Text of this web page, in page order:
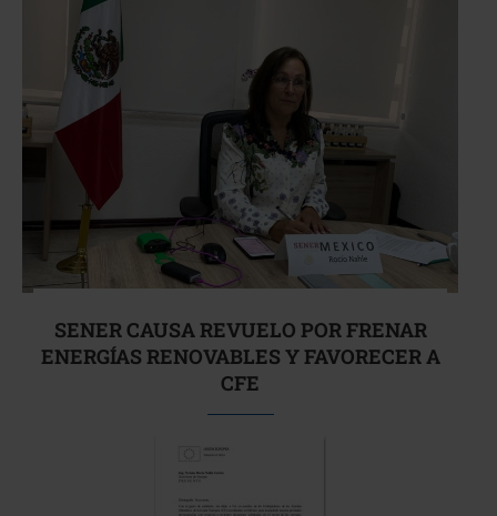
SENER CAUSA REVUELO POR FRENAR
ENERGÍAS RENOVABLES Y FAVORECER A
CFE